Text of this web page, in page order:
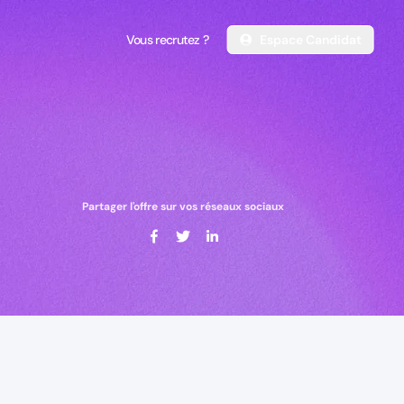
Vous recrutez ?
Vous recrutez ?
Partager l'offre sur vos réseaux sociaux